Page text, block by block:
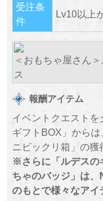
受注条
件
Lv10以上
＜おもちゃ屋さん
ス
報酬アイテム
イベントクエスト
ギフトBOX」から
ニビックリ箱」の獲
※さらに「ルデスの
ちゃのバッジ」は、
のもとで様々なアイ